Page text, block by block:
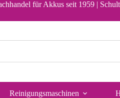
In den Warenkorb
für Akkus seit 1959 |
Reinigungsmaschinen